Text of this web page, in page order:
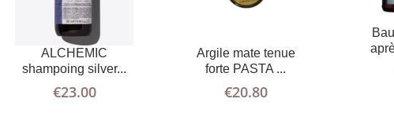
ALCHEMIC
shampoing silver...
€23.00
Argile mate tenue
forte PASTA ...
€20.80
AU PANIER
D'INFOS